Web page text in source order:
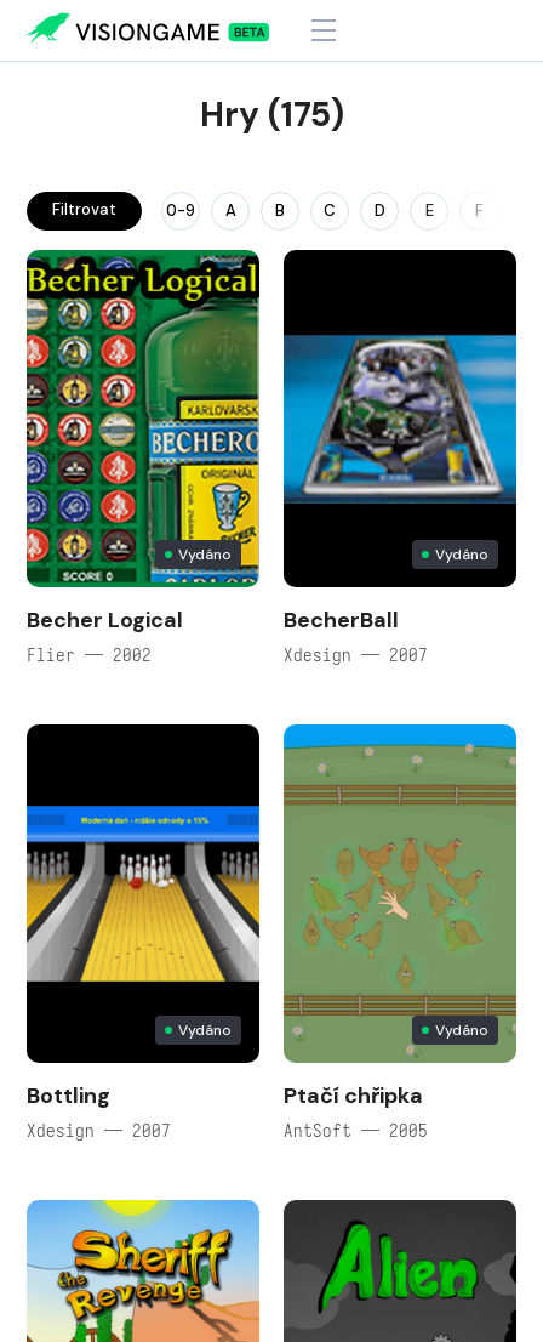
Hry (175)
Filtrovat 0-9 A B C D E F
Vydáno
Becher Logical
Flier — 2002
Vydáno
BecherBall
Xdesign — 2007
Vydáno
Bottling
Xdesign — 2007
Vydáno
Ptačí chřipka
AntSoft — 2005